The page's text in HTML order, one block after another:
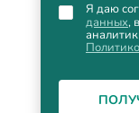
Я даю
данных,